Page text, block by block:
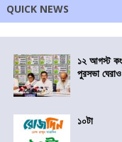
QUICK NEWS
১২ আগস্ট
পুরসভা
১০টা